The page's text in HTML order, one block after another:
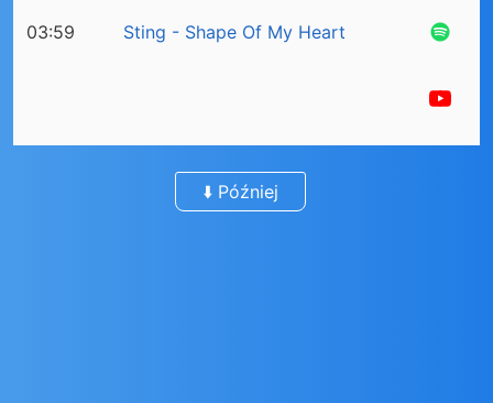
03:59 Sting - Shape Of My Heart
⬇️ Później